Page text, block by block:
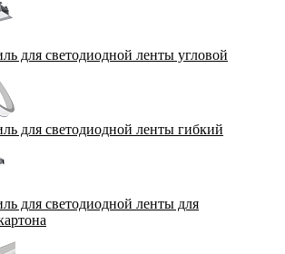
для светодиодной ленты угловой
для светодиодной ленты гибкий
для светодиодной ленты для